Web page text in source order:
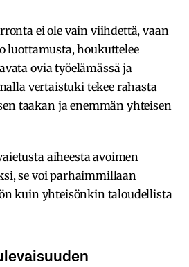
ei ole vain viihdettä, vaan
luottamusta, houkuttelee
ovia työelämässä ja
vertaistuki tekee rahasta
taakan ja enemmän yhteisen
aiheesta avoimen
se voi parhaimmillaan
kuin yhteisönkin taloudellista